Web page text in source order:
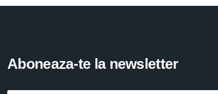
Aboneaza-te la newsletter